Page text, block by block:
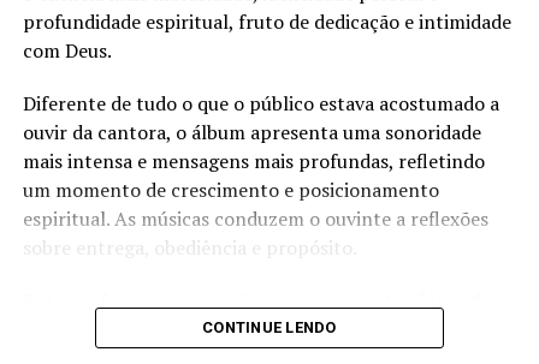
profundidade espiritual, fruto de dedicação e intimidade
com Deus.
Diferente de tudo o que o público estava acostumado a
ouvir da cantora, o álbum apresenta uma sonoridade
mais intensa e mensagens mais profundas, refletindo
um momento de crescimento e posicionamento
espiritual. As músicas conduzem o ouvinte a reflexões
sobre entrega, obediência e propósito.
o Meu Poço”, “Incertezas”, “Segundo o Teu Coração”, “Eu
Vi Jesus” e “Que Venha o Teu Reino”. O álbum conta com
CONTINUE LENDO